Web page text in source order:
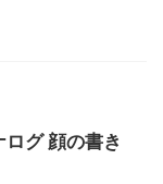
ログ 顔の書き